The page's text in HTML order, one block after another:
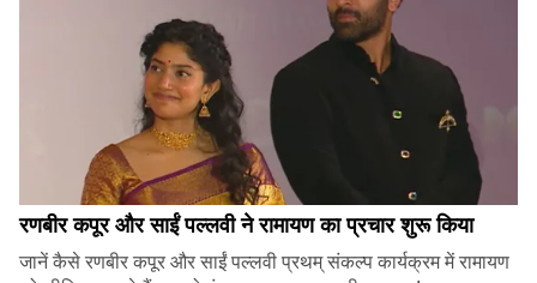
रणबीर कपूर और साईं पल्लवी ने रामायण का प्रचार शुरू किया
जानें कैसे रणबीर कपूर और साईं पल्लवी प्रथम् संकल्प कार्यक्रम में रामायण